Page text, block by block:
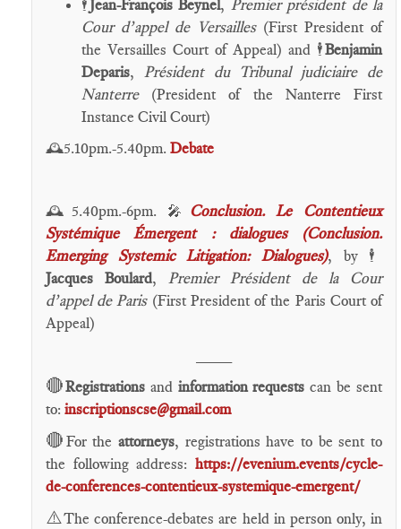
🕴️Jean-François Beynel, Premier président de la
Cour d’appel de Versailles (First President of
the Versailles Court of Appeal) and 🕴️Benjamin
Deparis, Président du Tribunal judiciaire de
Nanterre(President of the Nanterre First
Instance Civil Court)
🕰️5.10pm.-5.40pm. Debate
🕰️ 5.40pm.-6pm. 🎤 Conclusion. Le Contentieux
Systémique Émergent : dialogues (Conclusion.
Emerging Systemic Litigation: Dialogues), by 🕴️
Jacques Boulard, Premier Président de la Cour
d’appel de Paris(First President of the Paris Court of
Appeal)
🔴Registrationsand information requests can be sent
to: inscriptionscse@gmail.com
🔴 For theattorneys, registrations have to be sent to
the following address: https://evenium.events/cycle-
de-conferences-contentieux-systemique-emergent/
⚠️The conference-debates are held in person only, in